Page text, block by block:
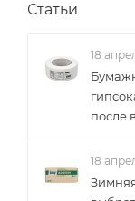
Статьи
18
после
18